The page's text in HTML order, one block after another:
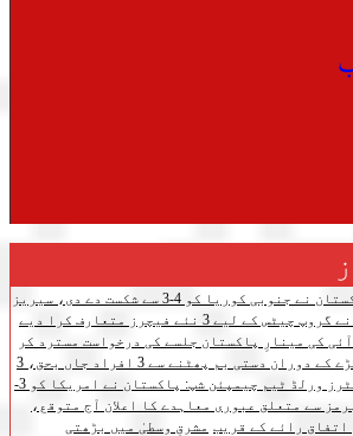
تیسرے ہاکی ٹیسٹ میں پاکستان نے جنوبی کوریا کو 4-3 سے شکست دے دی، سیریز
کے لیے 3 نئے فیچرز متعارف کرا دیے
کی مینارِ پاکستان جلسے کی درخواست مسترد کر
لکی مروت: گھریلو جھگڑے کے دوران دستی بم پھٹنے سے 3 افراد جاں بحق، 3
آئی ٹی ایف ماسٹرز ورلڈ ٹیم چیمپئن شپ: پاکستان نے امریکا کو 3-
سے متعلق عبوری معاہدے کا اعلان آج متوقع،
اتفاق رائے کے قریب مشرقِ وسطیٰ میں بڑھتی